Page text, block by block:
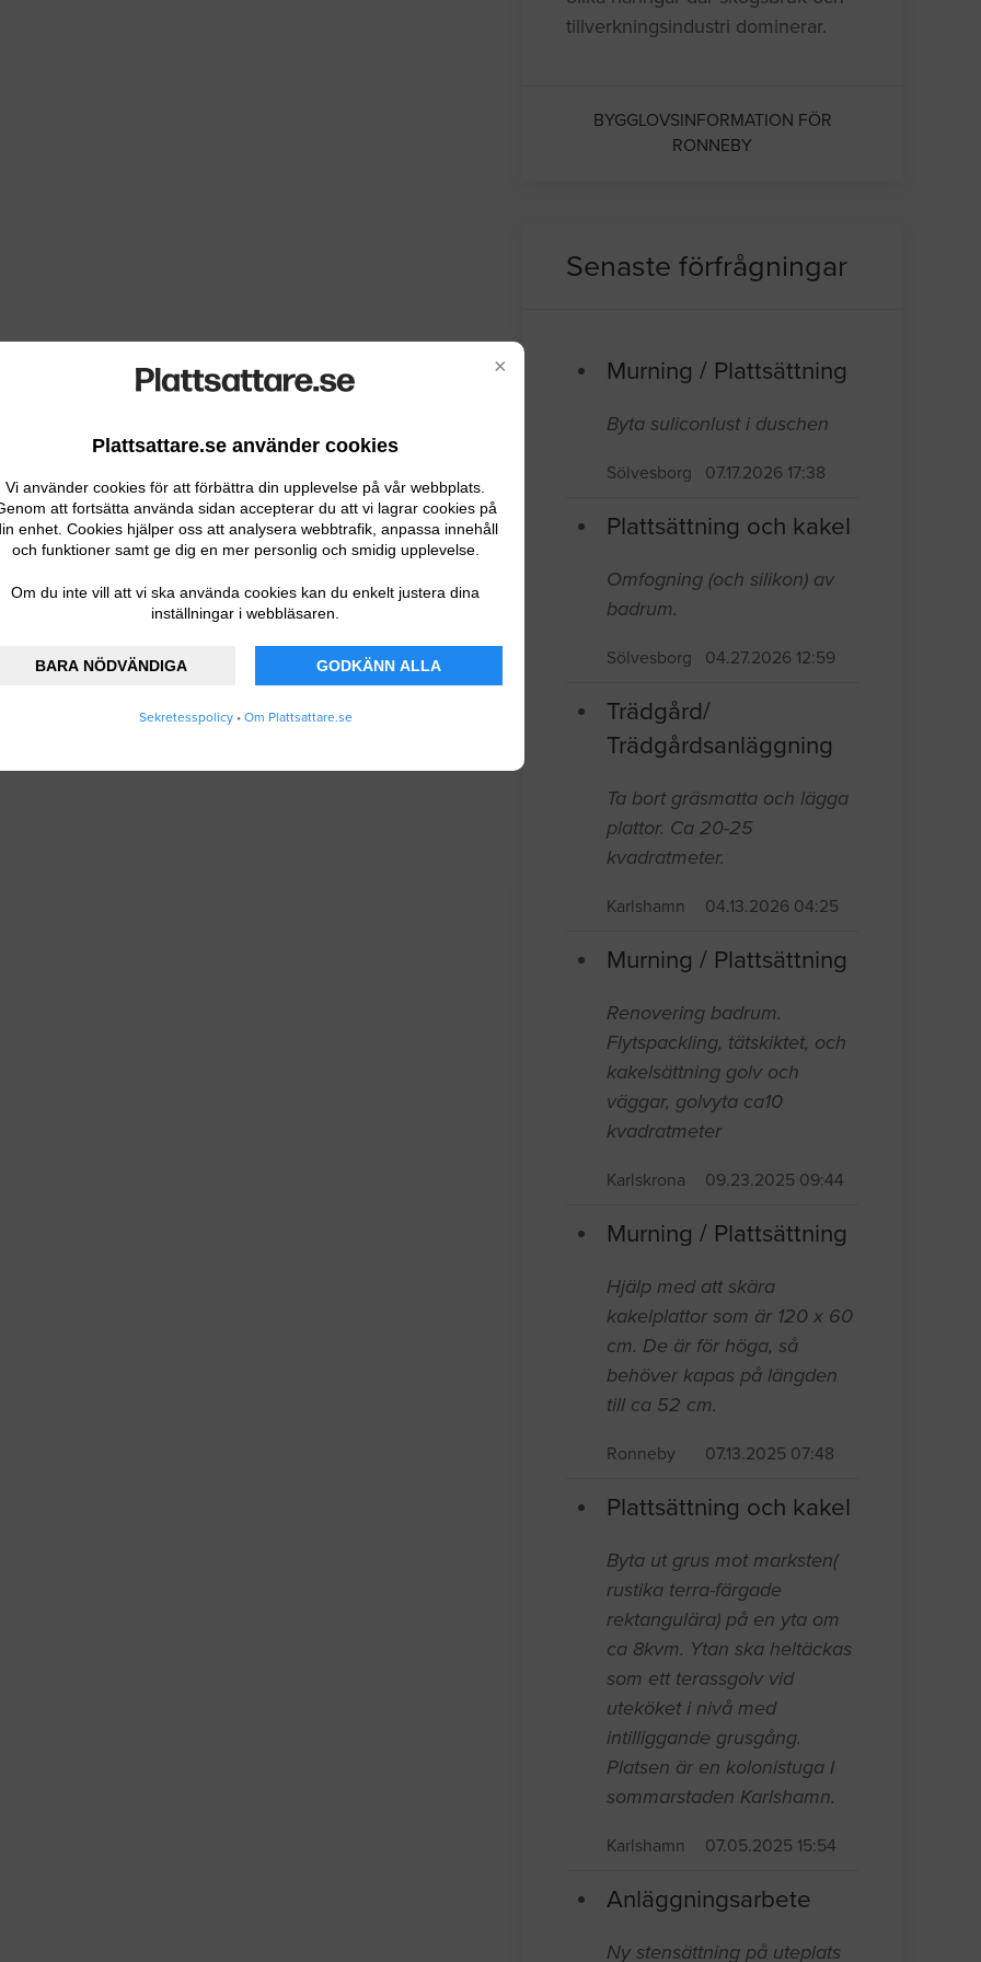
×
Plattsattare.se använder cookies
Vi använder cookies för att förbättra din upplevelse på vår webbplats.
att fortsätta använda sidan accepterar du att vi lagrar cookies på
enhet. Cookies hjälper oss att analysera webbtrafik, anpassa innehåll
och funktioner samt ge dig en mer personlig och smidig upplevelse.
Om du inte vill att vi ska använda cookies kan du enkelt justera dina
inställningar i webbläsaren.
BARA NÖDVÄNDIGA GODKÄNN ALLA
Sekretesspolicy• Om Plattsattare.se
tillverkningsindustri dominerar.
BYGGLOVSINFORMATION FÖR
RONNEBY
Senaste förfrågningar
Murning / Plattsättning
Byta suliconlust i duschen
Sölvesborg 07.17.2026 17:38
Plattsättning och kakel
Omfogning (och silikon) av
badrum.
Sölvesborg 04.27.2026 12:59
Trädgård/
Trädgårdsanläggning
Ta bort gräsmatta och lägga
plattor. Ca 20-25
kvadratmeter.
Karlshamn 04.13.2026 04:25
Murning / Plattsättning
Renovering badrum.
Flytspackling, tätskiktet, och
kakelsättning golv och
väggar, golvyta ca10
kvadratmeter
Karlskrona 09.23.2025 09:44
Murning / Plattsättning
Hjälp med att skära
kakelplattor som är 120 x 60
cm. De är för höga, så
behöver kapas på längden
till ca 52 cm.
Ronneby 07.13.2025 07:48
Plattsättning och kakel
Byta ut grus mot marksten(
rustika terra-färgade
rektangulära) på en yta om
ca 8kvm. Ytan ska heltäckas
som ett terassgolv vid
uteköket i nivå med
intilliggande grusgång.
Platsen är en kolonistuga I
sommarstaden Karlshamn.
Karlshamn 07.05.2025 15:54
Anläggningsarbete
Ny stensättning på uteplats